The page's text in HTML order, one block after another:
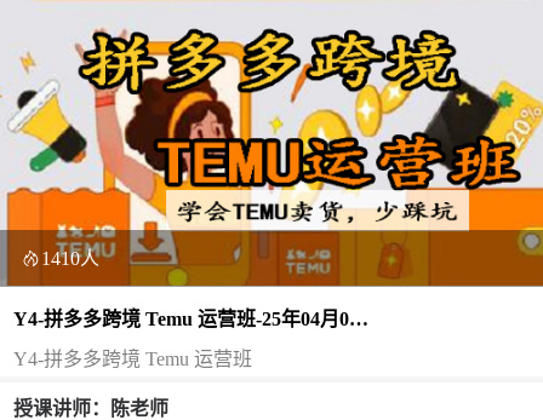
1410人
Y4-拼多多跨境 Temu 运营班-25年04月06
日（双师）
Y4-拼多多跨境 Temu 运营班
授课讲师：陈老师